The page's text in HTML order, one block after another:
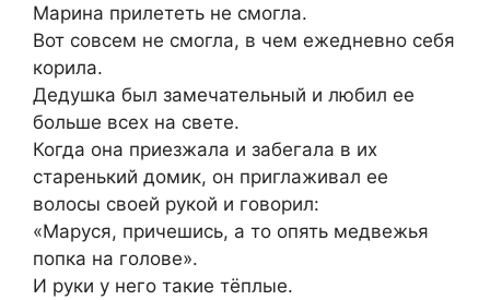
Марина прилететь не смогла.
Вот совсем не смогла, в чем ежедневно себя
корила.
Дедушка был замечательный и любил ее
больше всех на свете.
Когда она приезжала и забегала в их
старенький домик, он приглаживал ее
волосы своей рукой и говорил:
«Маруся, причешись, а то опять медвежья
попка на голове».
И руки у него такие тёплые.